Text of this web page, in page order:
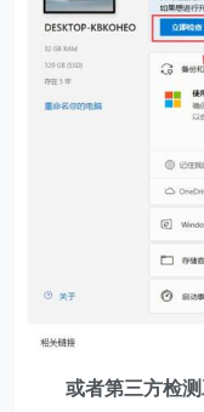
或者第三方检测